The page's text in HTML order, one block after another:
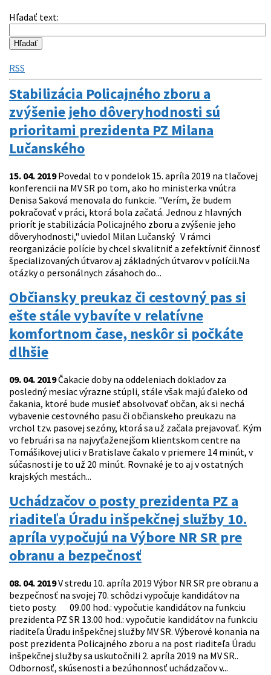
Hľadať text:
RSS
Stabilizácia Policajného zboru a
zvýšenie jeho dôveryhodnosti sú
prioritami prezidenta PZ Milana
Lučanského
15. 04. 2019Povedal to v pondelok 15. apríla 2019 na tlačovej
konferencii na MV SR po tom, ako ho ministerka vnútra
Denisa Saková menovala do funkcie. "Verím, že budem
pokračovať v práci, ktorá bola začatá. Jednou z hlavných
priorít je stabilizácia Policajného zboru a zvýšenie jeho
dôveryhodnosti," uviedol Milan Lučanský V rámci
reorganizácie polície by chcel skvalitniť a zefektívniť činnosť
špecializovaných útvarov aj základných útvarov v polícii.Na
otázky o personálnych zásahoch do...
Občiansky preukaz či cestovný pas si
ešte stále vybavíte v relatívne
komfortnom čase, neskôr si počkáte
dlhšie
09. 04. 2019Čakacie doby na oddeleniach dokladov za
posledný mesiac výrazne stúpli, stále však majú ďaleko od
čakania, ktoré bude musieť absolvovať občan, ak si nechá
vybavenie cestovného pasu či občianskeho preukazu na
vrchol tzv. pasovej sezóny, ktorá sa už začala prejavovať. Kým
vo februári sa na najvyťaženejšom klientskom centre na
Tomášikovej ulici v Bratislave čakalo v priemere 14 minút, v
súčasnosti je to už 20 minút. Rovnaké je to aj v ostatných
krajských mestách...
Uchádzačov o posty prezidenta PZ a
riaditeľa Úradu inšpekčnej služby 10.
apríla vypočujú na Výbore NR SR pre
obranu a bezpečnosť
08. 04. 2019V stredu 10. apríla 2019 Výbor NR SR pre obranu a
bezpečnosť na svojej 70. schôdzi vypočuje kandidátov na
tieto posty. 09.00 hod.: vypočutie kandidátov na funkciu
prezidenta PZ SR 13.00 hod.: vypočutie kandidátov na funkciu
riaditeľa Úradu inšpekčnej služby MV SR. Výberové konania na
post prezidenta Policajného zboru a na post riaditeľa Úradu
inšpekčnej služby sa uskutočnili 2. apríla 2019 na MV SR..
Odbornosť, skúsenosti a bezúhonnosť uchádzačov v...